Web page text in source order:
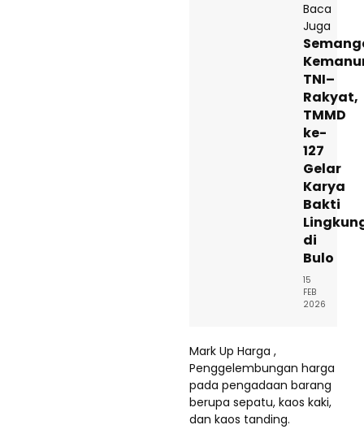
Baca
Juga
TNI–
Rakyat,
TMMD
ke-
127
Gelar
Karya
Bakti
di
Bulo
15
FEB
2026
Mark Up Harga ,
Penggelembungan harga
pada pengadaan barang
berupa sepatu, kaos kaki,
dan kaos tanding.